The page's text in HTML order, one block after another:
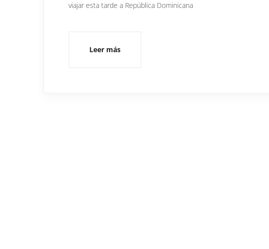
viajar esta tarde a República Dominicana
Leer más